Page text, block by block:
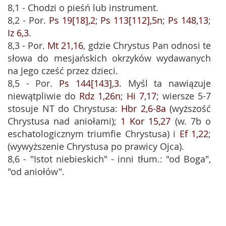
8,1 - Chodzi o pieśń lub instrument.
8,2 - Por. Ps 19[18],2; Ps 113[112],5n; Ps 148,13;
Iz 6,3.
8,3 - Por. Mt 21,16, gdzie Chrystus Pan odnosi te
słowa do mesjańskich okrzyków wydawanych
na Jego cześć przez dzieci.
8,5 - Por. Ps 144[143],3. Myśl ta nawiązuje
niewątpliwie do Rdz 1,26n; Hi 7,17; wiersze 5-7
stosuje NT do Chrystusa: Hbr 2,6-8a (wyższość
Chrystusa nad aniołami); 1 Kor 15,27 (w. 7b o
eschatologicznym triumfie Chrystusa) i Ef 1,22;
(wywyższenie Chrystusa po prawicy Ojca).
8,6 - "Istot niebieskich" - inni tłum.: "od Boga",
"od aniołów".